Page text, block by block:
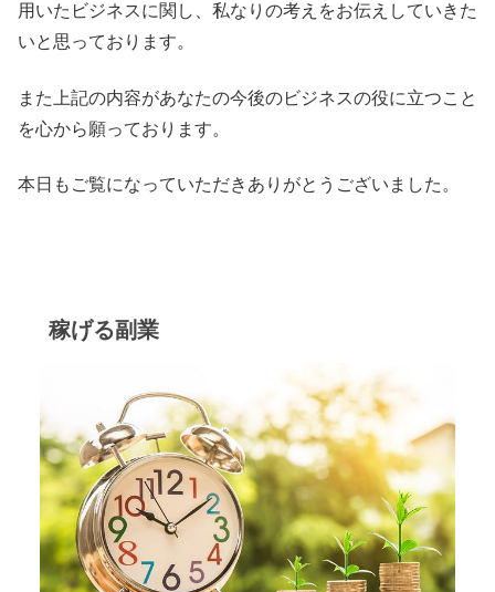
用いたビジネスに関し、私なりの考えをお伝えしていきた
いと思っております。
また上記の内容があなたの今後のビジネスの役に立つこと
を心から願っております。
本日もご覧になっていただきありがとうございました。
稼げる副業